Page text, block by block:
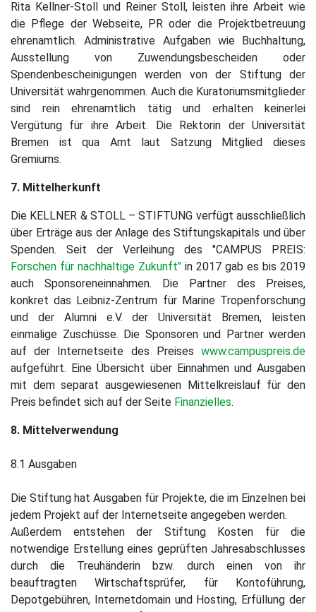
Rita Kellner-Stoll und Reiner Stoll, leisten ihre Arbeit wie
die Pflege der Webseite, PR oder die Projektbetreuung
ehrenamtlich. Administrative Aufgaben wie Buchhaltung,
Ausstellung von Zuwendungsbescheiden oder
Spendenbescheinigungen werden von der Stiftung der
Universität wahrgenommen. Auch die Kuratoriumsmitglieder
sind rein ehrenamtlich tätig und erhalten keinerlei
Vergütung für ihre Arbeit. Die Rektorin der Universität
Bremen ist qua Amt laut Satzung Mitglied dieses
Gremiums.
7. Mittelherkunft
Die KELLNER & STOLL – STIFTUNG verfügt ausschließlich
über Erträge aus der Anlage des Stiftungskapitals und über
Spenden. Seit der Verleihung des "CAMPUS PREIS:
Forschen für nachhaltige Zukunft" in 2017 gab es bis 2019
auch Sponsoreneinnahmen. Die Partner des Preises,
konkret das Leibniz-Zentrum für Marine Tropenforschung
und der Alumni e.V. der Universität Bremen, leisten
einmalige Zuschüsse. Die Sponsoren und Partner werden
auf der Internetseite des Preises www.campuspreis.de
aufgeführt. Eine Übersicht über Einnahmen und Ausgaben
mit dem separat ausgewiesenen Mittelkreislauf für den
Preis befindet sich auf der Seite Finanzielles.
8. Mittelverwendung
8.1 Ausgaben
Die Stiftung hat Ausgaben für Projekte, die im Einzelnen bei
jedem Projekt auf der Internetseite angegeben werden.
Außerdem entstehen der Stiftung Kosten für die
notwendige Erstellung eines geprüften Jahresabschlusses
durch die Treuhänderin bzw. durch einen von ihr
beauftragten Wirtschaftsprüfer, für Kontoführung,
Depotgebühren, Internetdomain und Hosting, Erfüllung der